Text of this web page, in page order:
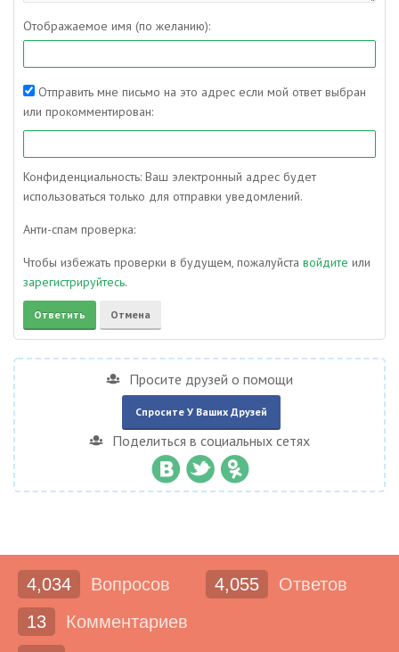
Отображаемое имя (по желанию):
Отправить мне письмо на это адрес если мой ответ выбран
или прокомментирован:
Конфиденциальность: Ваш электронный адрес будет
использоваться только для отправки уведомлений.
Анти-спам проверка:
Чтобы избежать проверки в будущем, пожалуйста войдите или
зарегистрируйтесь.
Просите друзей о помощи
Спросите У Ваших Друзей
Поделиться в социальных сетях
4,034 Вопросов 4,055
Ответов
13
Комментариев